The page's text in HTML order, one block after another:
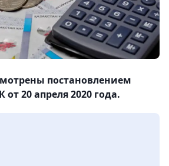
постановлением
от 20 апреля 2020 года.